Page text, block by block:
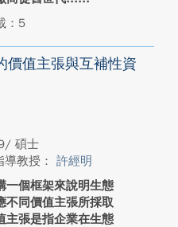
：5
價值主張與互補性資
碩士
導教授： 許經明
一個框架來說明生態
不同價值主張所採取
主張是指企業在生態